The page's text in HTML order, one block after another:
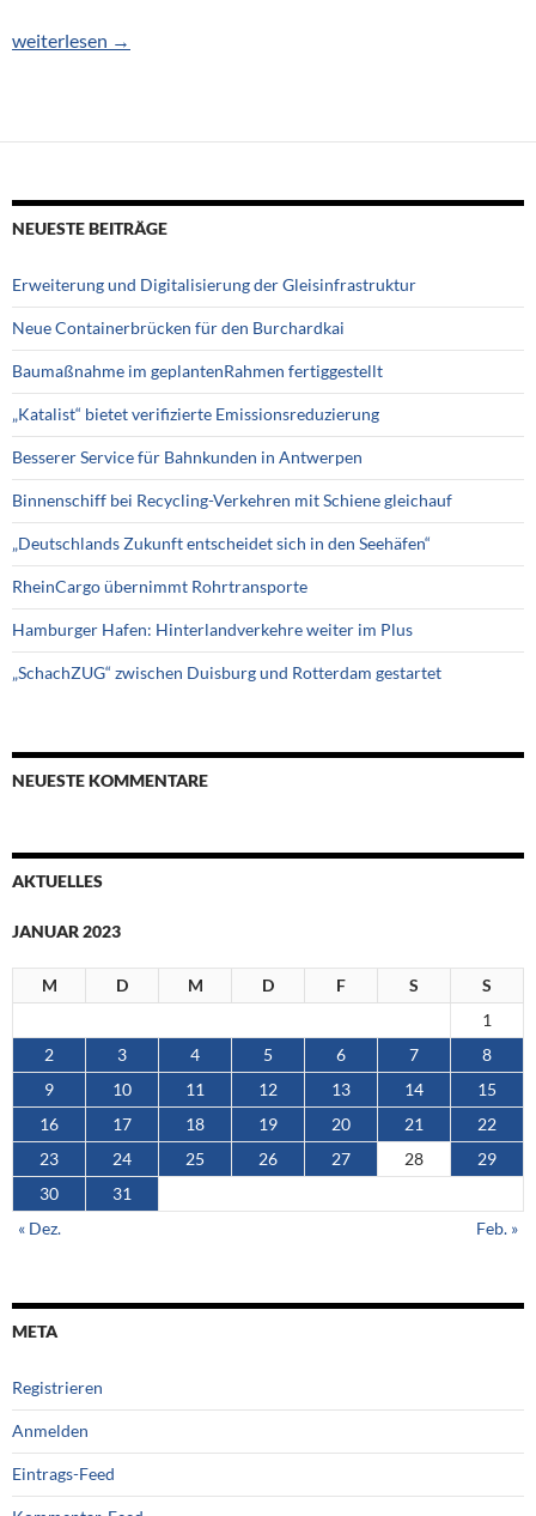
Bunkermesssystem obligatorisch
weiterlesen →
NEUESTE BEITRÄGE
Erweiterung und Digitalisierung der Gleisinfrastruktur
Neue Containerbrücken für den Burchardkai
Baumaßnahme im geplantenRahmen fertiggestellt
„Katalist“ bietet verifizierte Emissionsreduzierung
Besserer Service für Bahnkunden in Antwerpen
Binnenschiff bei Recycling-Verkehren mit Schiene gleichauf
„Deutschlands Zukunft entscheidet sich in den Seehäfen“
RheinCargo übernimmt Rohrtransporte
Hamburger Hafen: Hinterlandverkehre weiter im Plus
„SchachZUG“ zwischen Duisburg und Rotterdam gestartet
NEUESTE KOMMENTARE
AKTUELLES
JANUAR 2023
M D M D F S
S
1
2
3 4 5 6 7
8
9
10 11 12 13 14
15
16
17 18 19 20 21
22
23
24 25 26 27 28
29
30
31
« Dez.
Feb. »
META
Registrieren
Anmelden
Eintrags-Feed